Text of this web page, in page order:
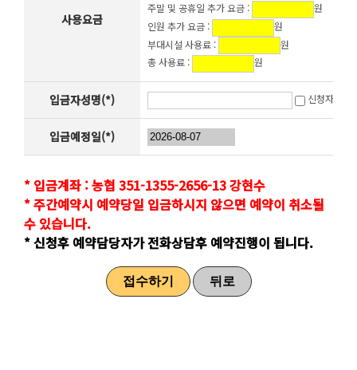
사용요금
주말 및 공휴일 추가 요금 :
원
인원 추가 요금 :
원
부대시설 사용료 :
원
총 사용료 :
원
입금자성명(*) 신청자와 동
입금예정일(*)
* 입금계좌 : 농협 351-1355-2656-13 강현수
* 주간예약시 예약당일 입금하시지 않으면 예약이 취소될
수 있습니다.
* 신청후 예약담당자가 전화상담후 예약진행이 됩니다.